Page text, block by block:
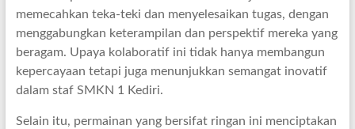
memecahkan teka-teki dan menyelesaikan tugas, dengan
menggabungkan keterampilan dan perspektif mereka yang
beragam. Upaya kolaboratif ini tidak hanya membangun
kepercayaan tetapi juga menunjukkan semangat inovatif
dalam staf SMKN 1 Kediri.
Selain itu, permainan yang bersifat ringan ini menciptakan